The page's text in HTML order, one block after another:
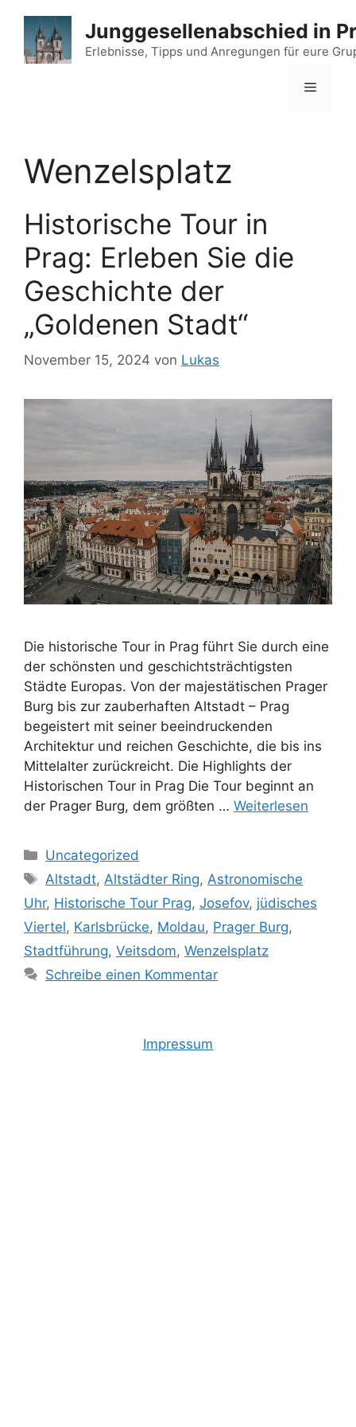
Inhalt
springen
Junggesellenabschied in
Erlebnisse, Tipps und Anregungen für eure
Menü
Wenzelsplatz
Historische Tour in
Prag: Erleben Sie die
Geschichte der
„Goldenen Stadt“
November 15, 2024 von Lukas
Die historische Tour in Prag führt Sie durch eine
der schönsten und geschichtsträchtigsten
Städte Europas. Von der majestätischen Prager
Burg bis zur zauberhaften Altstadt – Prag
begeistert mit seiner beeindruckenden
Architektur und reichen Geschichte, die bis ins
Mittelalter zurückreicht. Die Highlights der
Historischen Tour in Prag Die Tour beginnt an
der Prager Burg, dem größten … Weiterlesen
Kategorien
Uncategorized
Schlagwörter
Altstadt,Altstädter Ring,Astronomische
Uhr, Historische Tour Prag, Josefov, jüdisches
Viertel, Karlsbrücke, Moldau, Prager Burg,
Stadtführung, Veitsdom, Wenzelsplatz
Schreibe einen Kommentar
Impressum